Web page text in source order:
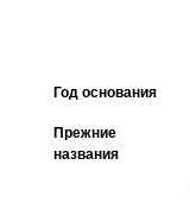
Год основания
Прежние
названия